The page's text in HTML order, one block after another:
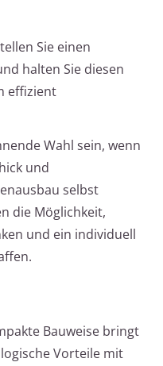
Sie einen
halten Sie diesen
effizient
Wahl sein, wenn
und
selbst
die Möglichkeit,
und ein individuell
Bauweise bringt
Vorteile mit